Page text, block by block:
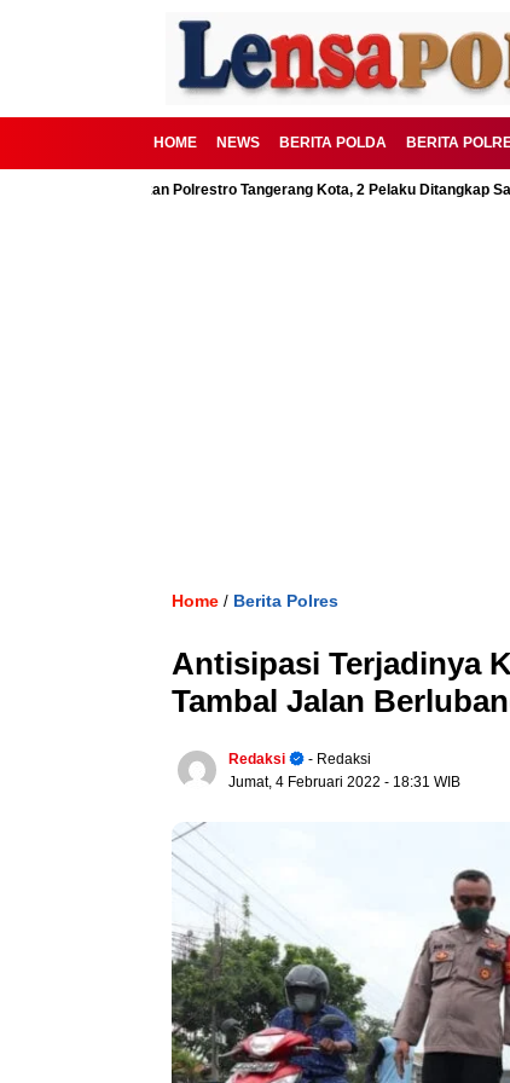
HOME NEWS BERITA POLDA BERITA
Digagalkan Polrestro Tangerang Kota, 2 Pelaku Ditangkap Saat
Home / Berita Polres
Antisipasi Terjadinya
Tambal Jalan
Redaksi
- Redaksi
Jumat, 4 Februari 2022 - 18:31 WIB